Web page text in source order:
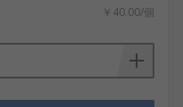
￥40.00/個